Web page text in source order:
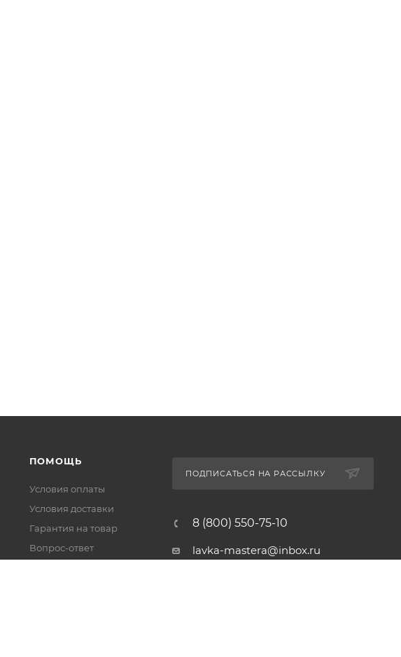
ПОМОЩЬ
Условия оплаты
Условия доставки
Гарантия на товар
Вопрос-ответ
ПОДПИСАТЬСЯ НА РАССЫЛКУ
8 (800) 550-75-10
lavka-mastera@inbox.ru